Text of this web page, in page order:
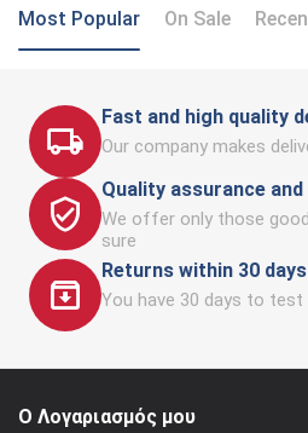
Most Popular On Sale
Fast and high quality
Our company makes
Quality assurance
We offer only those
sure
Returns within 30 days
You have 30 days to test
Ο Λογαριασμός μου